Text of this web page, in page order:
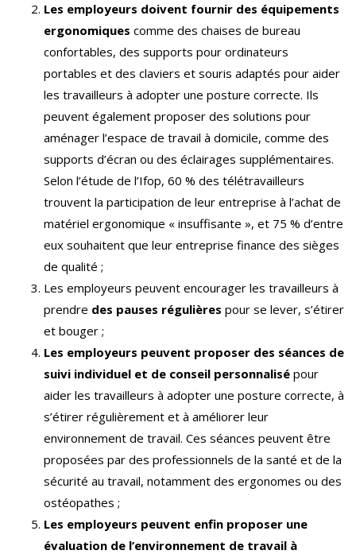
Les employeurs doivent fournir des équipements
ergonomiques comme des chaises de bureau
confortables, des supports pour ordinateurs
portables et des claviers et souris adaptés pour aider
les travailleurs à adopter une posture correcte. Ils
peuvent également proposer des solutions pour
aménager l’espace de travail à domicile, comme des
supports d’écran ou des éclairages supplémentaires.
Selon l’étude de l’Ifop, 60 % des télétravailleurs
trouvent la participation de leur entreprise à l’achat de
matériel ergonomique « insuffisante », et 75 % d’entre
eux souhaitent que leur entreprise finance des sièges
de qualité ;
Les employeurs peuvent encourager les travailleurs à
prendre des pauses régulières pour se lever, s’étirer
et bouger ;
Les employeurs peuvent proposer des séances de
suivi individuel et de conseil personnalisé pour
aider les travailleurs à adopter une posture correcte, à
s’étirer régulièrement et à améliorer leur
environnement de travail. Ces séances peuvent être
proposées par des professionnels de la santé et de la
sécurité au travail, notamment des ergonomes ou des
ostéopathes ;
Les employeurs peuvent enfin proposer une
évaluation de l’environnement de travail à